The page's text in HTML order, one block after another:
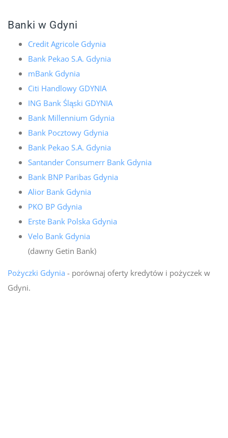
Banki w Gdyni
Credit Agricole Gdynia
Bank Pekao S.A. Gdynia
mBank Gdynia
Citi Handlowy GDYNIA
ING Bank Śląski GDYNIA
Bank Millennium Gdynia
Bank Pocztowy Gdynia
Bank Pekao S.A. Gdynia
Santander Consumerr Bank Gdynia
Bank BNP Paribas Gdynia
Alior Bank Gdynia
PKO BP Gdynia
Erste Bank Polska Gdynia
Velo Bank Gdynia
(dawny Getin Bank)
Pożyczki Gdynia - porównaj oferty kredytów i pożyczek w
Gdyni.